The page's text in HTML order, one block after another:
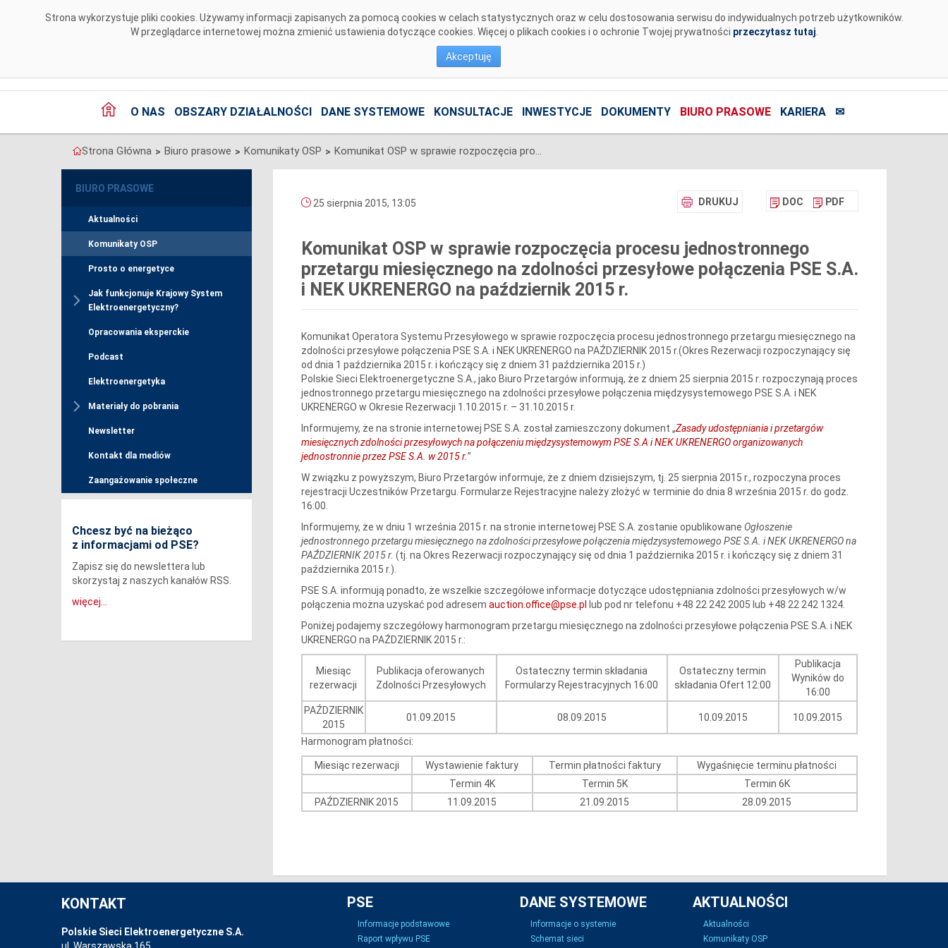
Strona wykorzystuje pliki cookies. Używamy informacji zapisanych za pomocą cookies w celach statystycznych oraz w celu dostosowania serwisu do indywidualnych potrzeb użytkowników.
W przeglądarce internetowej można zmienić ustawienia dotyczące cookies. Więcej o plikach cookies i o ochronie Twojej prywatności przeczytasz tutaj
Akceptuję
O NAS OBSZARY DZIAŁALNOŚCI DANE SYSTEMOWE KONSULTACJE INWESTYCJE DOKUMENTY BIURO PRASOWE KARIERA ✉
Strona Główna > Biuro prasowe > Komunikaty OSP > Komunikat OSP w sprawie rozpoczęcia procesu jednostronnego przetargu miesięcznego na zdolności przesyłowe połączenia PSE S.A. i NEK UKRENERGO na październik 2015 r.
BIURO PRASOWE
Aktualności
Komunikaty OSP
Prosto o energetyce
Jak funkcjonuje Krajowy System
Elektroenergetyczny?
Opracowania eksperckie
Podcast
Elektroenergetyka
Materiały do pobrania
Newsletter
Kontakt dla mediów
Zaangażowanie społeczne
Chcesz być na bieżąco
z informacjami od PSE?
Zapisz się do newslettera lub
skorzystaj z naszych kanałów RSS.
więcej...
DRUKUJ DOC PDF
25 sierpnia 2015, 13:05
Komunikat OSP w sprawie rozpoczęcia procesu jednostronnego
przetargu miesięcznego na zdolności przesyłowe połączenia PSE S.A.
i NEK UKRENERGO na październik 2015 r.
Komunikat Operatora Systemu Przesyłowego w sprawie rozpoczęcia procesu jednostronnego przetargu miesięcznego na
zdolności przesyłowe połączenia PSE S.A. i NEK UKRENERGO na PAŹDZIERNIK 2015 r.(Okres Rezerwacji rozpoczynający się
od dnia 1 października 2015 r. i kończący się z dniem 31 października 2015 r.)
Polskie Sieci Elektroenergetyczne S.A., jako Biuro Przetargów informują, że z dniem 25 sierpnia 2015 r. rozpoczynają proces
jednostronnego przetargu miesięcznego na zdolności przesyłowe połączenia międzysystemowego PSE S.A. i NEK
UKRENERGO w Okresie Rezerwacji 1.10.2015 r. – 31.10.2015 r.
Informujemy, że na stronie internetowej PSE S.A. został zamieszczony dokument „Zasady udostępniania i przetargów
miesięcznych zdolności przesyłowych na połączeniu międzysystemowym PSE S.A i NEK UKRENERGO organizowanych
jednostronnie przez PSE S.A. w 2015 r.”
W związku z powyższym, Biuro Przetargów informuje, że z dniem dzisiejszym, tj. 25 sierpnia 2015 r., rozpoczyna proces
rejestracji Uczestników Przetargu. Formularze Rejestracyjne należy złożyć w terminie do dnia 8 września 2015 r. do godz.
16:00.
Informujemy, że w dniu 1 września 2015 r. na stronie internetowej PSE S.A. zostanie opublikowane Ogłoszenie
jednostronnego przetargu miesięcznego na zdolności przesyłowe połączenia międzysystemowego PSE S.A. i NEK UKRENERGO na
PAŹDZIERNIK 2015 r. (tj. na Okres Rezerwacji rozpoczynający się od dnia 1 października 2015 r. i kończący się z dniem 31
października 2015 r.).
PSE S.A. informują ponadto, że wszelkie szczegółowe informacje dotyczące udostępniania zdolności przesyłowych w/w
połączenia można uzyskać pod adresem auction.office@pse.pl
lub pod nr telefonu +48 22 242 2005 lub +48 22 242 1324.
Poniżej podajemy szczegółowy harmonogram przetargu miesięcznego na zdolności przesyłowe połączenia PSE S.A. i NEK
UKRENERGO na PAŹDZIERNIK 2015 r.:
Miesiąc
rezerwacji
Publikacja oferowanych
Zdolności Przesyłowych
Ostateczny termin składania
Formularzy Rejestracyjnych 16:00
Ostateczny termin
składania Ofert 12:00
Publikacja
Wyników do
16:00
PAŹDZIERNIK
2015
01.09.2015 08.09.2015 10.09.2015 10.09.2015
Harmonogram płatności:
Miesiąc rezerwacji Wystawienie faktury Termin płatności faktury
Wygaśnięcie terminu płatności
Termin 4K
Termin 5K
Termin 6K
PAŹDZIERNIK 2015
11.09.2015 21.09.2015 28.09.2015
KONTAKT
Polskie Sieci Elektroenergetyczne S.A.
PSE
Informacje podstawowe
Raport wpływu PSE
DANE SYSTEMOWE
Informacje o systemie
Schemat sieci
AKTUALNOŚCI
Aktualności
Komunikaty OSP